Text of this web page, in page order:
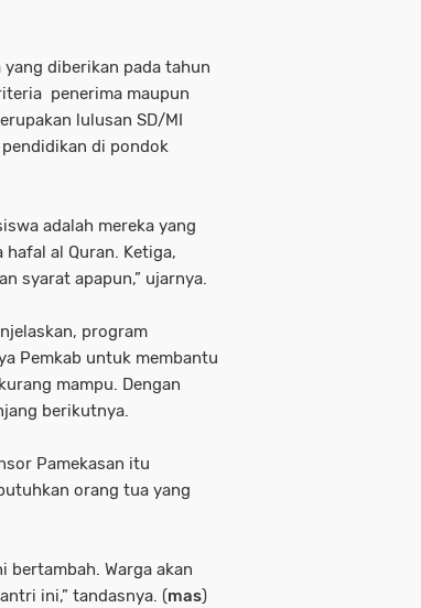
diberikan pada tahun
penerima maupun
lulusan SD/MI
di pondok
adalah mereka yang
al Quran. Ketiga,
syarat apapun,” ujarnya.
program
Pemkab untuk membantu
mampu. Dengan
berikutnya.
Pamekasan itu
orang tua yang
bertambah. Warga akan
ini,” tandasnya. (mas)